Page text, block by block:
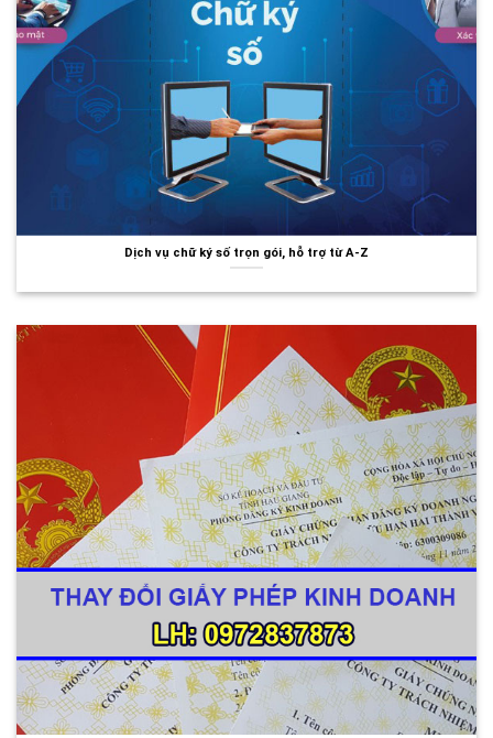
Dịch vụ chữ ký số trọn gói, hỗ trợ từ A-Z